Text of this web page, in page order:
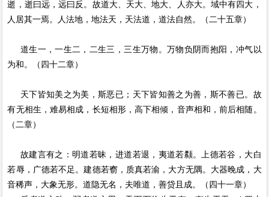
逝，逝曰远，远曰反。故道大、天大、地大、人亦大。域中有四大，
人居其一焉。人法地，地法天，天法道，道法自然。（二十五章）
道生一，一生二，二生三，三生万物。万物负阴而抱阳，冲气以
为和。（四十二章）
天下皆知美之为美，斯恶已；天下皆知善之为善，斯不善已。故
有无相生，难易相成，长短相形，高下相倾，音声相和，前后相随。
（二章）
故建言有之：明道若昧，进道若退，夷道若颣。上德若谷，大白
若辱，广德若不足。建德若窬，质真若渝，大方无隅。大器晚成，大
音稀声，大象无形。道隐无名，夫唯道，善贷且成。（四十一章）